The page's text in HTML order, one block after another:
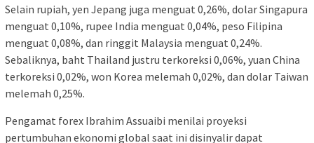
Selain rupiah, yen Jepang juga menguat 0,26%, dolar Singapura
menguat 0,10%, rupee India menguat 0,04%, peso Filipina
menguat 0,08%, dan ringgit Malaysia menguat 0,24%.
Sebaliknya, baht Thailand justru terkoreksi 0,06%, yuan China
terkoreksi 0,02%, won Korea melemah 0,02%, dan dolar Taiwan
melemah 0,25%.
Pengamat forex Ibrahim Assuaibi menilai proyeksi
pertumbuhan ekonomi global saat ini disinyalir dapat